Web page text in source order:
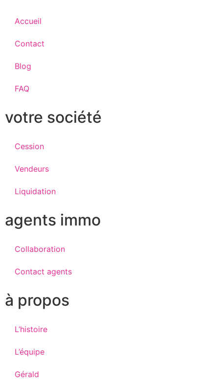
Accueil
Contact
Blog
FAQ
votre société
Cession
Vendeurs
Liquidation
agents immo
Collaboration
Contact agents
à propos
L’histoire
L’équipe
Gérald